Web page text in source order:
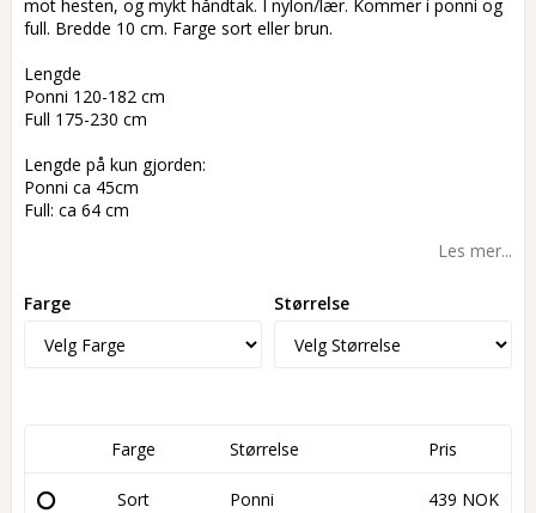
mot hesten, og mykt håndtak. I nylon/lær. Kommer i ponni og
full. Bredde 10 cm. Farge sort eller brun.
Lengde
Ponni 120-182 cm
Full 175-230 cm
Lengde på kun gjorden:
Ponni ca 45cm
Full: ca 64 cm
Les mer...
Farge Størrelse
Farge Størrelse Pris
Sort Ponni 439 NOK